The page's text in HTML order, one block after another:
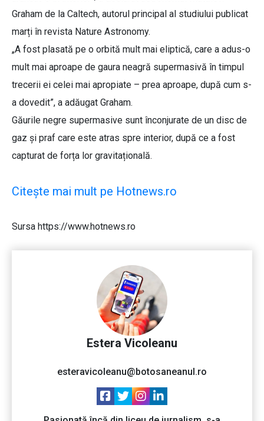
Graham de la Caltech, autorul principal al studiului publicat
marți în revista Nature Astronomy.
„A fost plasată pe o orbită mult mai eliptică, care a adus-o
mult mai aproape de gaura neagră supermasivă în timpul
trecerii ei celei mai apropiate – prea aproape, după cum s-
a dovedit”, a adăugat Graham.
Găurile negre supermasive sunt înconjurate de un disc de
gaz și praf care este atras spre interior, după ce a fost
capturat de forța lor gravitațională.
Citește mai mult pe Hotnews.ro
Sursa https://www.hotnews.ro
Estera Vicoleanu
esteravicoleanu@botosaneanul.ro